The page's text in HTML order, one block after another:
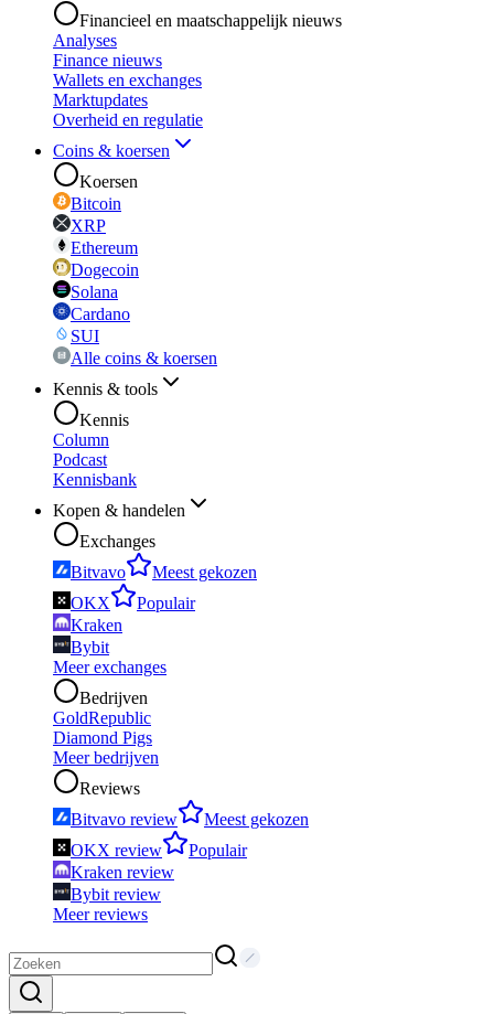
Financieel en maatschappelijk nieuws
Analyses
Finance nieuws
Wallets en exchanges
Marktupdates
Overheid en regulatie
Coins & koersen
Koersen
Bitcoin
XRP
Ethereum
Dogecoin
Solana
Cardano
SUI
Alle coins & koersen
Kennis & tools
Kennis
Column
Podcast
Kennisbank
Kopen & handelen
Exchanges
Bitvavo
Meest gekozen
OKX
Populair
Kraken
Bybit
Meer exchanges
Bedrijven
GoldRepublic
Diamond Pigs
Meer bedrijven
Reviews
Bitvavo review
Meest gekozen
OKX review
Populair
Kraken review
Bybit review
Meer reviews